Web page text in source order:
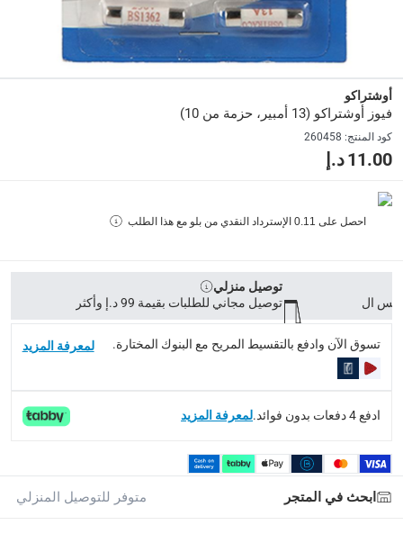
Delivery & Returns
delivery method
التوصيل المُتَتَبَّع: خلال 1 إلى 5 أيام عمل -توصيل مجاني للطلبات
delivery times
طلبات الطرود: توصيل خلال 1 إلى 3 أيام عمل
توصيل المنتجات الكبيرة أو التي تحتاج تركيب: خلال 2 إلى 4 أيام عمل
الاستلام من المتجر عبر خدمة “انقر واستلم” لمنتجات
إمكانية إرجاع المنتجات المؤهلة مجاناً خلال 30 يوماً.
What's in the Box
10 فيوز 13 أمبير
أوشتراكو
فيوز أوشتراكو (13 أمبير، حزمة من 10)
كود المنتج:
260458
11.00 د.إ
احصل على 0.11 الإسترداد النقدي من بلو مع هذا الطلب
توصيل منزلي
توصيل مجاني للطلبات بقيمة 99 د.إ وأكثر
تسوق الآن وادفع بالتقسيط المريح مع البنوك المختارة. لمعرفة المزيد
ادفع 4 دفعات بدون فوائد. لمعرفة المزيد
ابحث في المتجر متوفر للتوصيل المنزلي